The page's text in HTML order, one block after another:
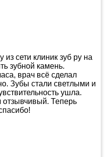
сети клиник зуб ру на
зубной камень.
врач всё сделал
Зубы стали светлыми и
ушла.
отзывчивый. Теперь